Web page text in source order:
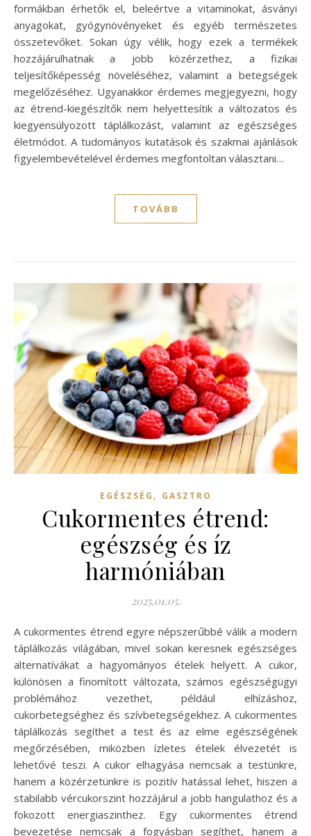
formákban érhetők el, beleértve a vitaminokat, ásványi
anyagokat, gyógynövényeket és egyéb természetes
összetevőket. Sokan úgy vélik, hogy ezek a termékek
hozzájárulhatnak a jobb közérzethez, a fizikai
teljesítőképesség növeléséhez, valamint a betegségek
megelőzéséhez. Ugyanakkor érdemes megjegyezni, hogy
az étrend-kiegészítők nem helyettesítik a változatos és
kiegyensúlyozott táplálkozást, valamint az egészséges
életmódot. A tudományos kutatások és szakmai ajánlások
figyelembevételével érdemes megfontoltan választani…
TOVÁBB
EGÉSZSÉG , GASZTRO
Cukormentes étrend:
egészség és íz
harmóniában
2025.01.05.
A cukormentes étrend egyre népszerűbbé válik a modern
táplálkozás világában, mivel sokan keresnek egészséges
alternatívákat a hagyományos ételek helyett. A cukor,
különösen a finomított változata, számos egészségügyi
problémához vezethet, például elhízáshoz,
cukorbetegséghez és szívbetegségekhez. A cukormentes
táplálkozás segíthet a test és az elme egészségének
megőrzésében, miközben ízletes ételek élvezetét is
lehetővé teszi. A cukor elhagyása nemcsak a testünkre,
hanem a közérzetünkre is pozitív hatással lehet, hiszen a
stabilabb vércukorszint hozzájárul a jobb hangulathoz és a
fokozott energiaszinthez. Egy cukormentes étrend
bevezetése nemcsak a fogyásban segíthet, hanem a